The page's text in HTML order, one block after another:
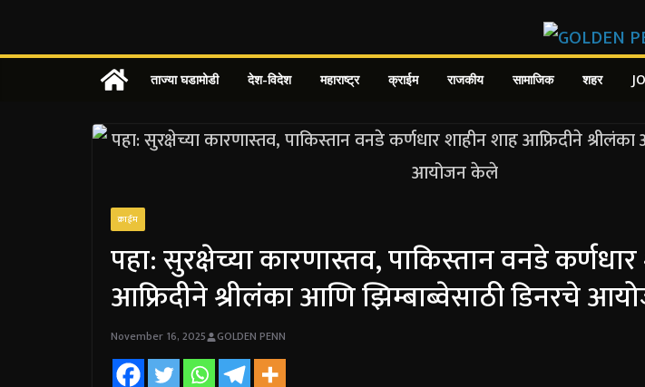
to
ताज्या घडामोडी देश-विदेश महाराष्ट्र क्राईम राजकीय सामाजिक शहर
क्राईम
पहा: सुरक्षेच्या कारणास्तव, पाकिस्तान वनडे
आफ्रिदीने श्रीलंका आणि झिम्बाब्वेसाठी डिनरचे
November 16, 2025 GOLDEN PENN